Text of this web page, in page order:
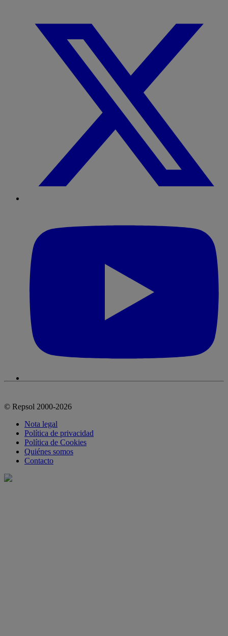
© Repsol 2000-2026
Nota legal
Política de privacidad
Política de Cookies
Quiénes somos
Contacto